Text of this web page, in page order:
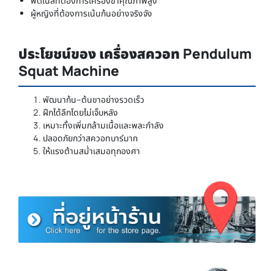
ผู้หญิงที่ต้องการเน้นก้นอย่างจริงจัง
ประโยชน์ของ เครื่องสควอท Pendulum
Squat Machine
พัฒนาก้น–ต้นขาอย่างรวดเร็ว
ฝึกได้ลึกโดยไม่เจ็บหลัง
เหมาะทั้งเพิ่มกล้ามเนื้อและพละกำลัง
ปลอดภัยกว่าสควอทบาร์มาก
ให้แรงต้านสม่ำเสมอทุกองศา